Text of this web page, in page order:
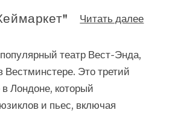
Читать далее
театр Вест-Энда,
Это третий
Лондоне, который
и пьес, включая